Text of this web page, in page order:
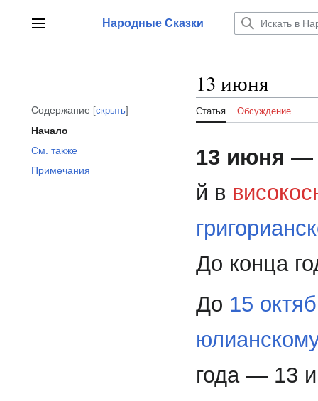
содержаниюГлавное менюНародные Сказки
Содержание скрыть
Начало
См. также
Примечания
13 июня
Статья Обсуждение
13 июня —
й в
До конца
До 15
года — 13